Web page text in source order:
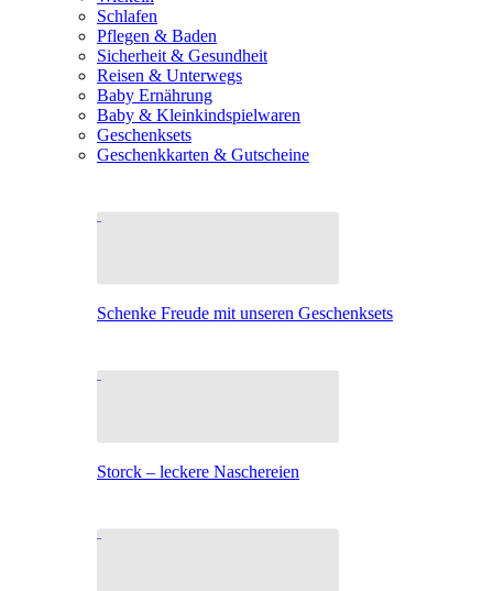
Schlafen
Pflegen & Baden
Sicherheit & Gesundheit
Reisen & Unterwegs
Baby Ernährung
Baby & Kleinkindspielwaren
Geschenksets
Geschenkkarten & Gutscheine
Schenke Freude mit unseren Geschenksets
Storck – leckere Naschereien